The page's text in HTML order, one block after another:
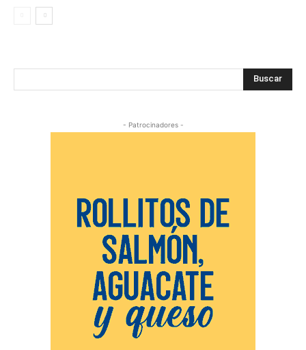
Buscar
- Patrocinadores -